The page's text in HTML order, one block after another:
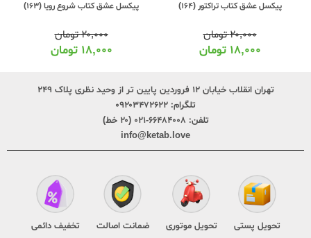
پیکسل عشق کتاب تراکتور (164)
۲۰,۰۰۰تومان
۱۸,۰۰۰ تومان
پیکسل عشق کتاب شروع رویا (163)
۲۰,۰۰۰تومان
۱۸,۰۰۰ تومان
تهران انقلاب خیابان ۱۲ فروردین پایین تر از وحید نظری پلاک ۲۴۹
تلگرام: ۰۹۲۰۳۴۷۲۶۲۲
تلفن: ۶۶۴۸۴۰۰۸-۰۲۱ (۲۰ خط)
info@ketab.love
تحویل پستی تحویل موتوری ضمانت اصالت تخفیف دائمی